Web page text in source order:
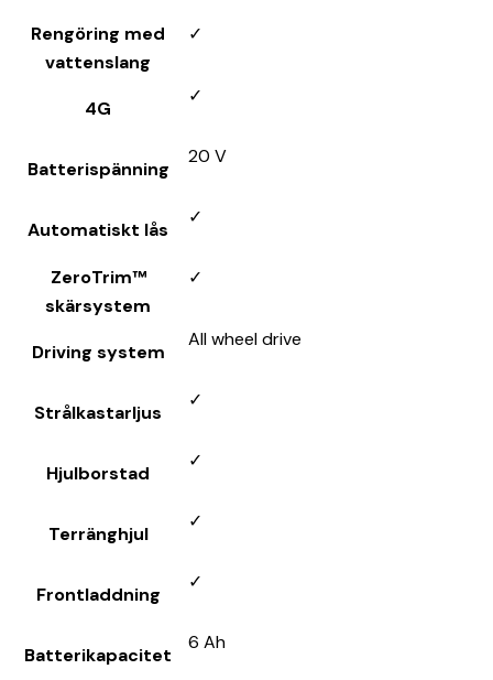
Rengöring med
vattenslang
✓
4G
✓
Batterispänning
20 V
Automatiskt lås
✓
ZeroTrim™
skärsystem
✓
Driving system
All wheel drive
Strålkastarljus
✓
Hjulborstad
✓
Terränghjul
✓
Frontladdning
✓
Batterikapacitet
6 Ah